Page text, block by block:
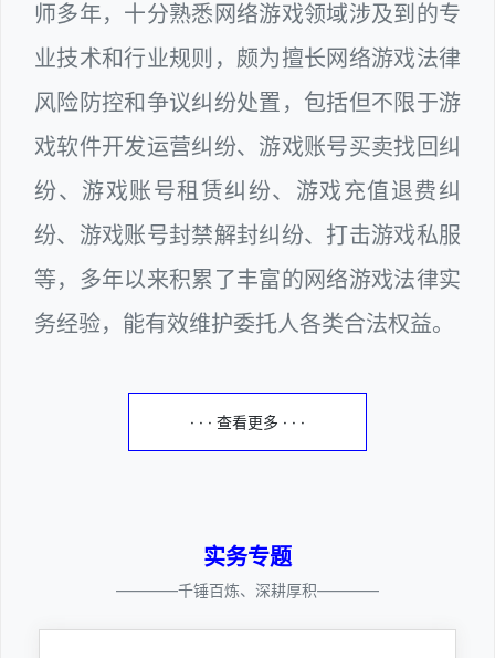
师多年，十分熟悉网络游戏领域涉及到的专
业技术和行业规则，颇为擅长网络游戏法律
风险防控和争议纠纷处置，包括但不限于游
戏软件开发运营纠纷、游戏账号买卖找回纠
纷、游戏账号租赁纠纷、游戏充值退费纠
纷、游戏账号封禁解封纠纷、打击游戏私服
等，多年以来积累了丰富的网络游戏法律实
务经验，能有效维护委托人各类合法权益。
· · · 查看更多 · · ·
实务专题
————千锤百炼、深耕厚积————